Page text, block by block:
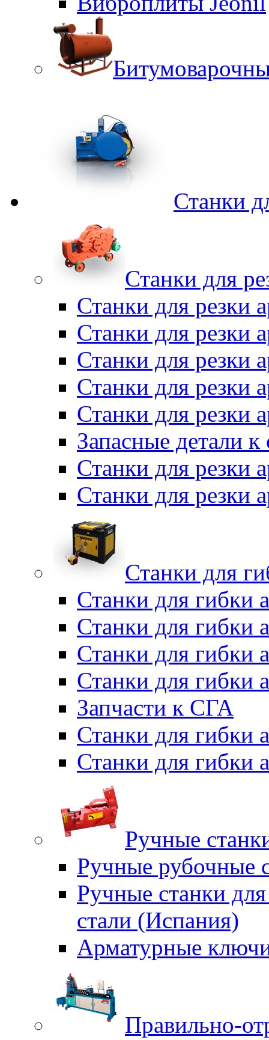
Станки
Станки для
Станки для резки
Станки для резки
Станки для резки
Станки для резки
Станки для резки
Запасные детали к
Станки для резки
Станки для резки
Станки для
Станки для гибки
Станки для гибки
Станки для гибки
Станки для гибки
Запчасти к СГА
Станки для гибки
Станки для гибки
Ручные
Ручные рубочные
Ручные станки
стали (Испания)
Арматурные
Правильно-